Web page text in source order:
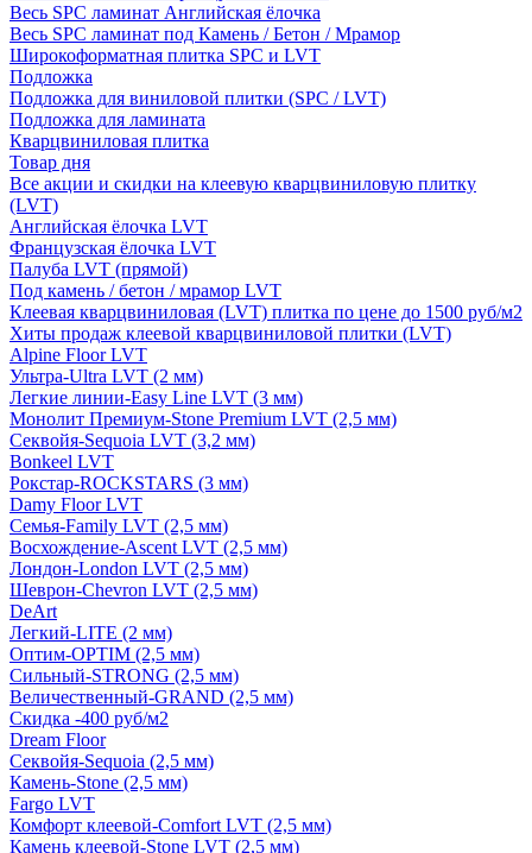
Весь SPC ламинат Английская ёлочка
Весь SPC ламинат под Камень / Бетон / Мрамор
Широкоформатная плитка SPC и LVT
Подложка
Подложка для виниловой плитки (SPC / LVT)
Подложка для ламината
Кварцвиниловая плитка
Товар дня
Все акции и скидки на клеевую кварцвиниловую плитку
(LVT)
Английская ёлочка LVT
Французская ёлочка LVT
Палуба LVT (прямой)
Под камень / бетон / мрамор LVT
Клеевая кварцвиниловая (LVT) плитка по цене до 1500 руб/м2
Хиты продаж клеевой кварцвиниловой плитки (LVT)
Alpine Floor LVT
Ультра-Ultra LVT (2 мм)
Легкие линии-Easy Line LVT (3 мм)
Монолит Премиум-Stone Premium LVT (2,5 мм)
Секвойя-Sequoia LVT (3,2 мм)
Bonkeel LVT
Рокстар-ROCKSTARS (3 мм)
Damy Floor LVT
Семья-Family LVT (2,5 мм)
Восхождение-Ascent LVT (2,5 мм)
Лондон-London LVT (2,5 мм)
Шеврон-Chevron LVT (2,5 мм)
DeArt
Легкий-LITE (2 мм)
Оптим-OPTIM (2,5 мм)
Сильный-STRONG (2,5 мм)
Величественный-GRAND (2,5 мм)
Скидка -400 руб/м2
Dream Floor
Секвойя-Sequoia (2,5 мм)
Камень-Stone (2,5 мм)
Fargo LVT
Комфорт клеевой-Comfort LVT (2,5 мм)
Камень клеевой-Stone LVT (2,5 мм)